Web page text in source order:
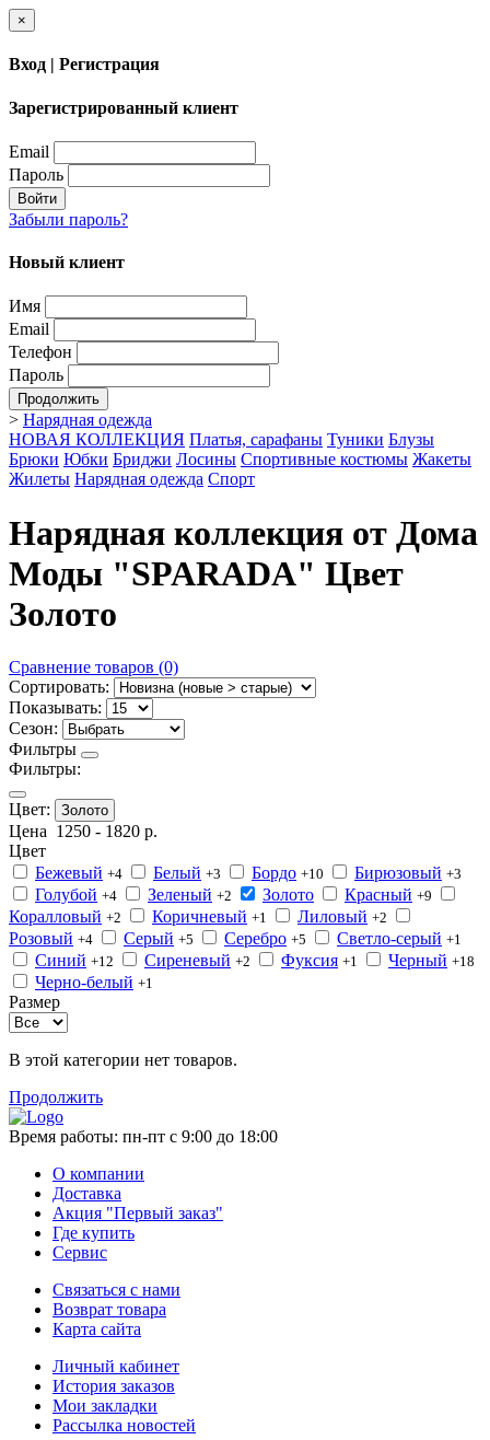
×
Вход | Регистрация
Зарегистрированный клиент
Email
Пароль
Войти
Забыли пароль?
Новый клиент
Имя
Email
Телефон
Пароль
Продолжить
> Нарядная одежда
НОВАЯ КОЛЛЕКЦИЯ Платья, сарафаны Туники Блузы
Брюки Юбки Бриджи Лосины Спортивные костюмы Жакеты
Жилеты Нарядная одежда Спорт
Нарядная коллекция от Дома
Моды "SPARADA" Цвет
Золото
Сравнение товаров (0)
Сортировать:
Показывать:
Сезон:
Фильтры
Фильтры:
Цвет: Золото
Цена 1250 - 1820 р.
Цвет
Бежевый +4 Белый +3 Бордо +10 Бирюзовый +3
Голубой +4 Зеленый +2 Золото Красный +9
Коралловый +2 Коричневый +1 Лиловый +2
Розовый +4 Серый +5 Серебро +5 Светло-серый +1
Синий +12 Сиреневый +2 Фуксия +1 Черный +18
Черно-белый +1
Размер
В этой категории нет товаров.
Продолжить
Время работы: пн-пт с 9:00 до 18:00
О компании
Доставка
Акция "Первый заказ"
Где купить
Сервис
Связаться с нами
Возврат товара
Карта сайта
Личный кабинет
История заказов
Мои закладки
Рассылка новостей